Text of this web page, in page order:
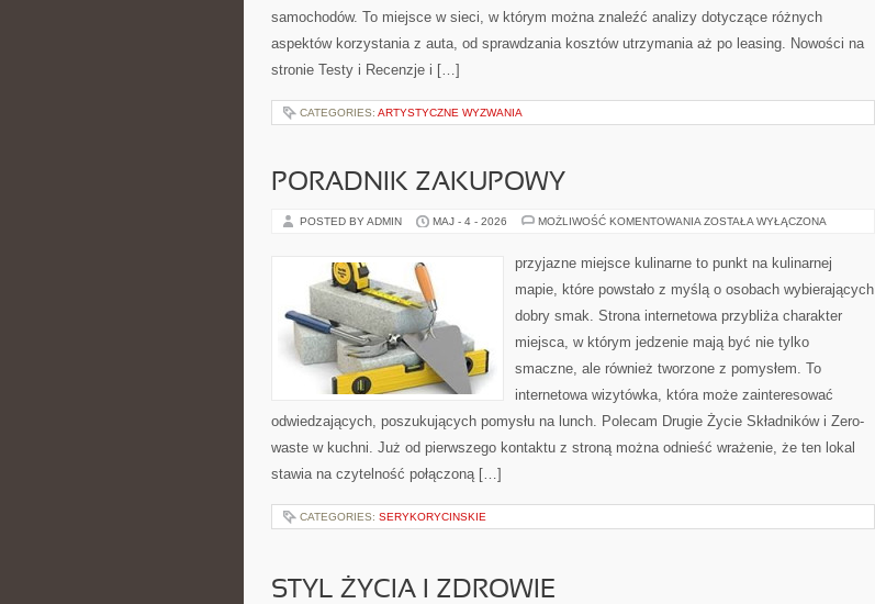
samochodów. To miejsce w sieci, w którym można znaleźć analizy dotyczące różnych
aspektów korzystania z auta, od sprawdzania kosztów utrzymania aż po leasing. Nowości na
stronie Testy i Recenzje i […]
CATEGORIES: ARTYSTYCZNE WYZWANIA
PORADNIK ZAKUPOWY
POSTED BY ADMIN MAJ - 4 - 2026 MOŻLIWOŚĆ KOMENTOWANIA PORADNIK
ZOSTAŁA WYŁĄCZONA
przyjazne miejsce kulinarne to punkt na kulinarnej
mapie, które powstało z myślą o osobach wybierających
dobry smak. Strona internetowa przybliża charakter
miejsca, w którym jedzenie mają być nie tylko
smaczne, ale również tworzone z pomysłem. To
internetowa wizytówka, która może zainteresować
odwiedzających, poszukujących pomysłu na lunch. Polecam Drugie Życie Składników i Zero-
waste w kuchni. Już od pierwszego kontaktu z stroną można odnieść wrażenie, że ten lokal
stawia na czytelność połączoną […]
CATEGORIES: SERYKORYCINSKIE
STYL ŻYCIA I ZDROWIE